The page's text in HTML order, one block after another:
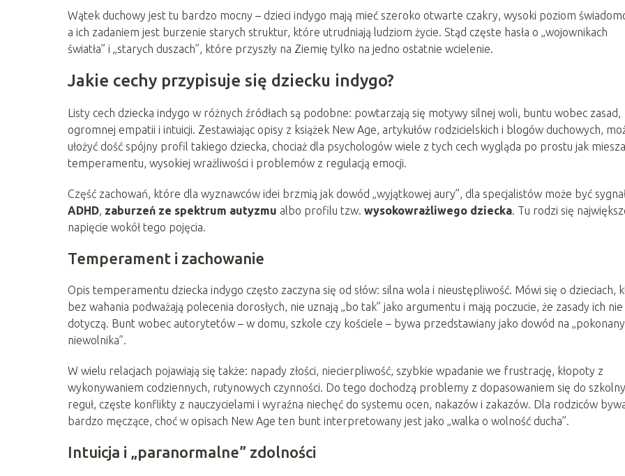
Wątek duchowy jest tu bardzo mocny – dzieci indygo mają mieć szeroko otwarte czakry, wysoki poziom
a ich zadaniem jest burzenie starych struktur, które utrudniają ludziom życie. Stąd częste hasła o „wojownikach
światła” i „starych duszach”, które przyszły na Ziemię tylko na jedno ostatnie wcielenie.
Jakie cechy przypisuje się dziecku indygo?
Listy cech dziecka indygo w różnych źródłach są podobne: powtarzają się motywy silnej woli, buntu wobec zasad,
ogromnej empatii i intuicji. Zestawiając opisy z książek New Age, artykułów rodzicielskich i blogów duchowych,
ułożyć dość spójny profil takiego dziecka, chociaż dla psychologów wiele z tych cech wygląda po prostu jak
temperamentu, wysokiej wrażliwości i problemów z regulacją emocji.
Część zachowań, które dla wyznawców idei brzmią jak dowód „wyjątkowej aury”, dla specjalistów może być
ADHD, zaburzeń ze spektrum autyzmu albo profilu tzw. wysokowrażliwego dziecka. Tu rodzi się
napięcie wokół tego pojęcia.
Temperament i zachowanie
Opis temperamentu dziecka indygo często zaczyna się od słów: silna wola i nieustępliwość. Mówi się o dzieciach,
bez wahania podważają polecenia dorosłych, nie uznają „bo tak” jako argumentu i mają poczucie, że zasady ich nie
dotyczą. Bunt wobec autorytetów – w domu, szkole czy kościele – bywa przedstawiany jako dowód na
niewolnika”.
W wielu relacjach pojawiają się także: napady złości, niecierpliwość, szybkie wpadanie we frustrację, kłopoty z
wykonywaniem codziennych, rutynowych czynności. Do tego dochodzą problemy z dopasowaniem się do
reguł, częste konflikty z nauczycielami i wyraźna niechęć do systemu ocen, nakazów i zakazów. Dla rodziców
bardzo męczące, choć w opisach New Age ten bunt interpretowany jest jako „walka o wolność ducha”.
Intuicja i „paranormalne” zdolności